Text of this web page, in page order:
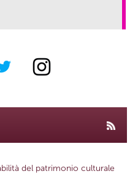
del patrimonio culturale